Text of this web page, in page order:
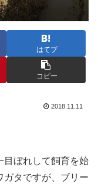
はてブ
コピー
2018.11.11
目ぼれして飼育を始
ガタですが、ブリー